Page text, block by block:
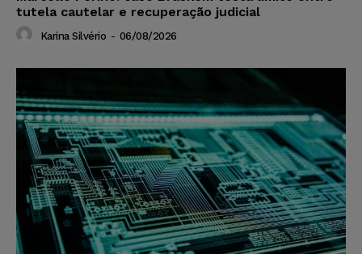
tutela cautelar e recuperação judicial
Karina Silvério - 06/08/2026